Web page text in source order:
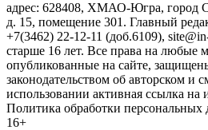
адрес: 628408, ХМАО-Югра, город
д. 15, помещение 301. Главный
+7(3462) 22-12-11 (доб.6109),
старше 16 лет. Все права на любые
опубликованные на сайте,
законодательством об авторском и
использовании активная ссылка на
Политика обработки персональных
16+